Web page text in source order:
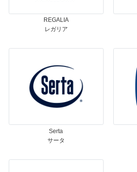
REGALIA
レガリア
Serta
サータ